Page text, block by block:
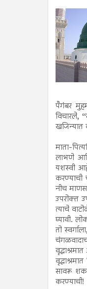
पैगंबर
विचारले,
खजिन्यात
माता-
लाभणे
यशस्वी आहे
करण्याची
नीच
उपरोक्त
त्याचे
घ्यावी.
तो
सावरू
करण्याची!